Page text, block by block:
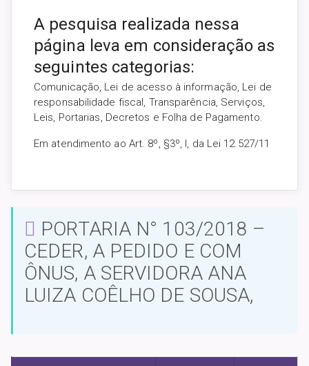
A pesquisa realizada nessa
página leva em consideração as
seguintes categorias:
Comunicação, Lei de acesso à informação, Lei de
responsabilidade fiscal, Transparência, Serviços,
Leis, Portarias, Decretos e Folha de Pagamento.
Em atendimento ao Art. 8º, §3º, I, da Lei 12.527/11
PORTARIA N° 103/2018 –
CEDER, A PEDIDO E COM
ÔNUS, A SERVIDORA ANA
LUIZA COÊLHO DE SOUSA,